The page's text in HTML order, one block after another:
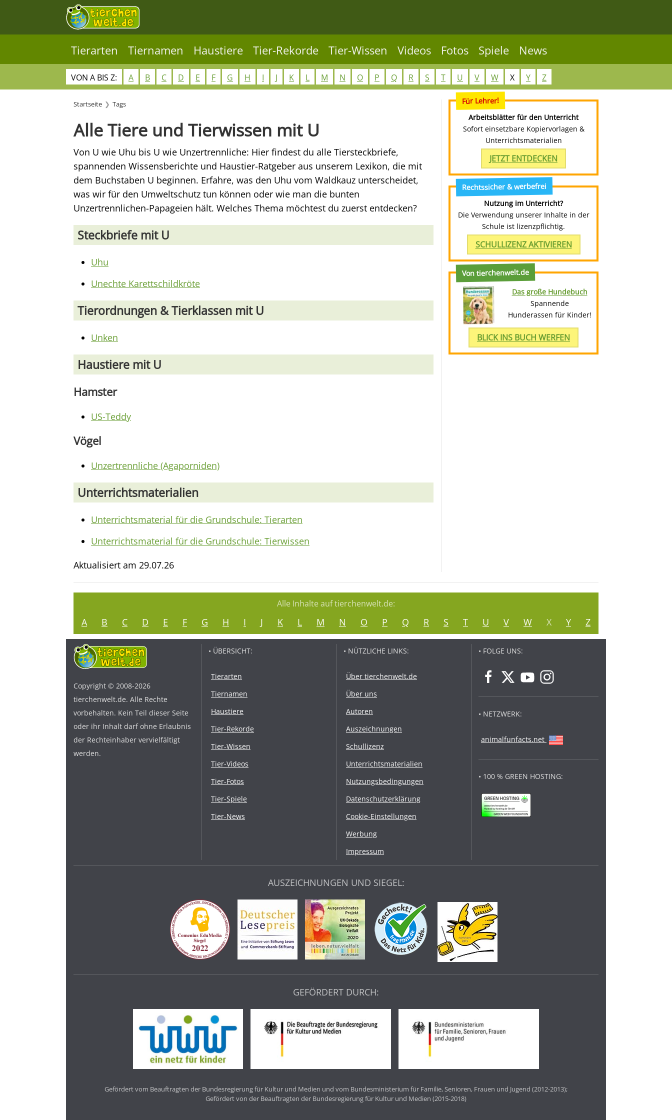
Tierarten Tiernamen Haustiere Tier-Rekorde Tier-Wissen Videos Fotos Spiele News
VON A BIS Z: A B C D E F G H I J K L M N O P Q R S T U V W X Y Z
Startseite Tags
Alle Tiere und Tierwissen mit U
Von U wie Uhu bis U wie Unzertrennliche: Hier findest du alle Tiersteckbriefe,
spannenden Wissensberichte und Haustier-Ratgeber aus unserem Lexikon, die mit
dem Buchstaben U beginnen. Erfahre, was den Uhu vom Waldkauz unterscheidet,
was wir für den Umweltschutz tun können oder wie man die bunten
Unzertrennlichen-Papageien hält. Welches Thema möchtest du zuerst entdecken?
Steckbriefe mit U
Uhu
Unechte Karettschildkröte
Tierordnungen & Tierklassen mit U
Unken
Haustiere mit U
Hamster
US-Teddy
Vögel
Unzertrennliche (Agaporniden)
Unterrichtsmaterialien
Unterrichtsmaterial für die Grundschule: Tierarten
Unterrichtsmaterial für die Grundschule: Tierwissen
Aktualisiert am 29.07.26
Für Lehrer!
Arbeitsblätter für den Unterricht
Sofort einsetzbare Kopiervorlagen &
Unterrichtsmaterialien
JETZT ENTDECKEN
Rechtssicher & werbefrei
Nutzung im Unterricht?
Die Verwendung unserer Inhalte in der
Schule ist lizenzpflichtig.
SCHULLIZENZ AKTIVIEREN
Von tierchenwelt.de
Das große Hundebuch
Spannende
Hunderassen für Kinder!
BLICK INS BUCH WERFEN
Alle Inhalte auf tierchenwelt.de:
A B C D E F G H I J K L M N O P Q R S T U V W X Y Z
Copyright © 2008-2026
tierchenwelt.de. Alle Rechte
vorbehalten. Kein Teil dieser Seite
oder ihr Inhalt darf ohne Erlaubnis
der Rechteinhaber vervielfältigt
werden.
• ÜBERSICHT:
Tierarten
Tiernamen
Haustiere
Tier-Rekorde
Tier-Wissen
Tier-Videos
Tier-Fotos
Tier-Spiele
Tier-News
• NÜTZLICHE LINKS:
Über tierchenwelt.de
Über uns
Autoren
Auszeichnungen
Schullizenz
Unterrichtsmaterialien
Nutzungsbedingungen
Datenschutzerklärung
Cookie-Einstellungen
Werbung
Impressum
• FOLGE UNS:
• NETZWERK:
animalfunfacts.net
• 100 % GREEN HOSTING:
AUSZEICHNUNGEN UND SIEGEL:
GEFÖRDERT DURCH:
Gefördert vom Beauftragten der Bundesregierung für Kultur und Medien und vom Bundesministerium für Familie, Senioren, Frauen und Jugend (2012-2013);
Gefördert von der Beauftragten der Bundesregierung für Kultur und Medien (2015-2018)